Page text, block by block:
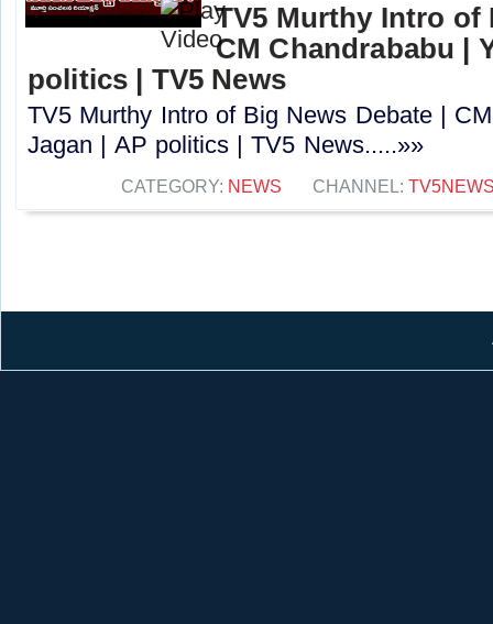
TV5 Murthy Intro of
CM Chandrababu |
politics | TV5 News
TV5 Murthy Intro of Big News Debate |
Jagan | AP politics | TV5 News.....»»
CATEGORY: NEWS CHANNEL: